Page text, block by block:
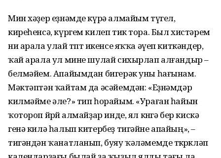
Мин хәҙер еҙнәмде күрә алмайым түгел,
киреһенсә, күргем килеп тик тора. Был хистәрем
ни арала улай төптө икенсе яҡҡа әүеп киткәндер,
ҡай арала ул мине шулай сихырлап алғандыр –
белмәйем. Апайымдан бигерәк уны һағынам.
Мәктәптән ҡайтам да әсәйемдән: «Еҙнәмдәр
килмәйме әле?» тип һорайым. «Ураған һайын
ҡотороп йөрөй алмайҙар инде, ял көнгә бер кискә
генә килә һалып китербеҙ тигәйне апайың», –
тигәндән ҡанатланып, буяу ҡәләмемде төкөрөкләп